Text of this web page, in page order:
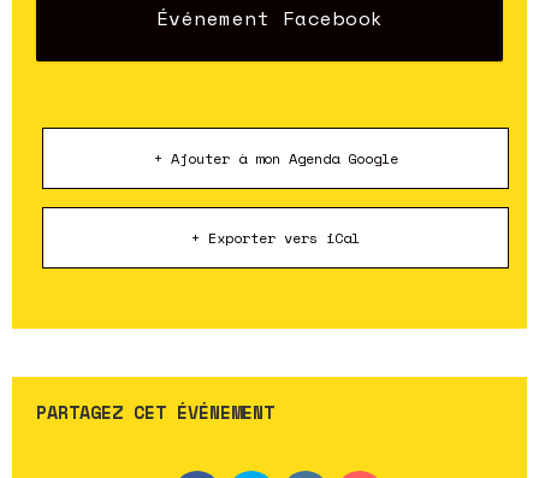
Événement Facebook
+ Ajouter à mon Agenda Google
+ Exporter vers iCal
PARTAGEZ CET ÉVÉNEMENT